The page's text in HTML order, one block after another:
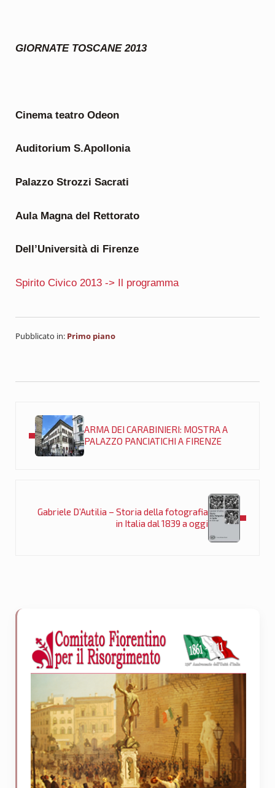
GIORNATE TOSCANE 2013
Cinema teatro Odeon
Auditorium S.Apollonia
Palazzo Strozzi Sacrati
Aula Magna del Rettorato
Dell’Università di Firenze
Spirito Civico 2013 -> Il programma
Pubblicato in: Primo piano
ARMA DEI CARABINIERI: MOSTRA A
PALAZZO PANCIATICHI A FIRENZE
Gabriele D’Autilia – Storia della fotografia
in Italia dal 1839 a oggi
Sidebar